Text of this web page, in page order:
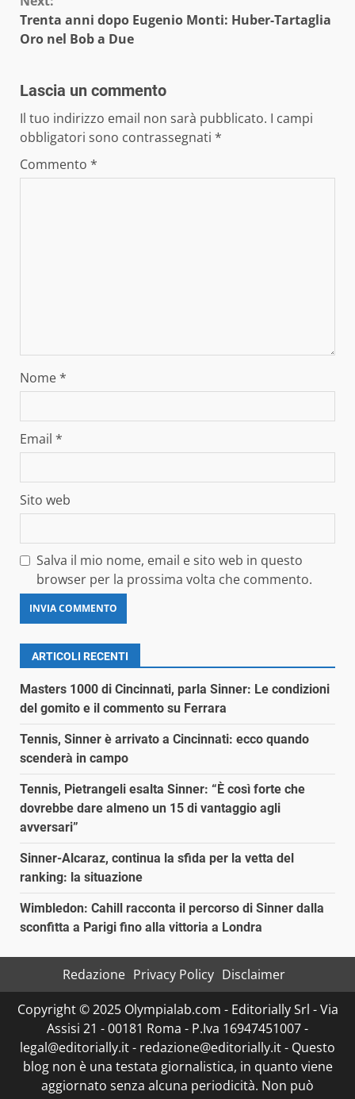
Trenta anni dopo Eugenio Monti: Huber-Tartaglia
Oro nel Bob a Due
Lascia un commento
Il tuo indirizzo email non sarà pubblicato. I campi
obbligatori sono contrassegnati *
Commento *
Nome*
Email *
Sito web
Salva il mio nome, email e sito web in questo
browser per la prossima volta che commento.
ARTICOLI RECENTI
Masters 1000 di Cincinnati, parla Sinner: Le condizioni
del gomito e il commento su Ferrara
Tennis, Sinner è arrivato a Cincinnati: ecco quando
scenderà in campo
Tennis, Pietrangeli esalta Sinner: “È così forte che
dovrebbe dare almeno un 15 di vantaggio agli
avversari”
Sinner-Alcaraz, continua la sfida per la vetta del
ranking: la situazione
Wimbledon: Cahill racconta il percorso di Sinner dalla
sconfitta a Parigi fino alla vittoria a Londra
Redazione Privacy Policy Disclaimer
Copyright © 2025 Olympialab.com - Editorially Srl - Via
Assisi 21 - 00181 Roma - P.Iva 16947451007 -
legal@editorially.it - redazione@editorially.it - Questo
blog non è una testata giornalistica, in quanto viene
aggiornato senza alcuna periodicità. Non può